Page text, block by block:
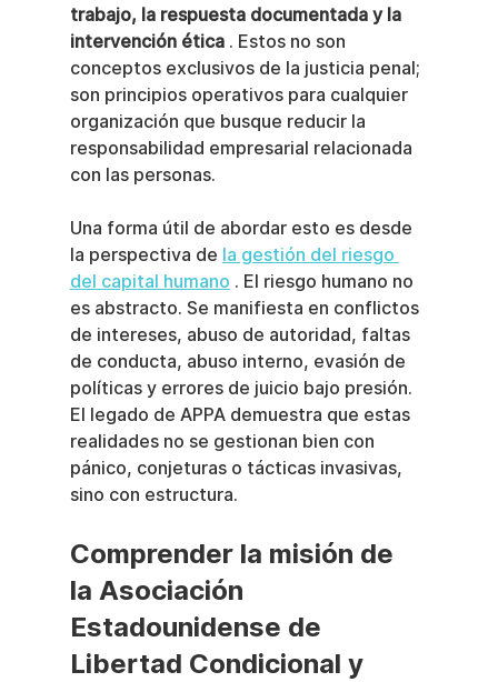
trabajo, la respuesta documentada y la
intervención ética . Estos no son
conceptos exclusivos de la justicia penal;
son principios operativos para cualquier
organización que busque reducir la
responsabilidad empresarial relacionada
con las personas.
Una forma útil de abordar esto es desde
la perspectiva de la gestión del riesgo
del capital humano . El riesgo humano no
es abstracto. Se manifiesta en conflictos
de intereses, abuso de autoridad, faltas
de conducta, abuso interno, evasión de
políticas y errores de juicio bajo presión.
El legado de APPA demuestra que estas
realidades no se gestionan bien con
pánico, conjeturas o tácticas invasivas,
sino con estructura.
Comprender la misión de
la Asociación
Estadounidense de
Libertad Condicional y